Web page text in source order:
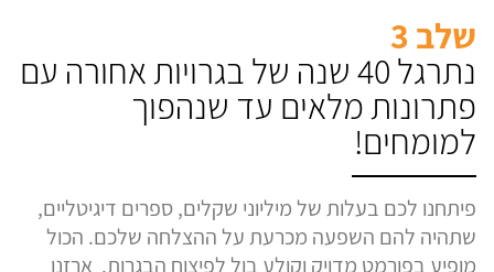
שלב 3
נתרגל 40 שנה של בגרויות אחורה עם
פתרונות מלאים עד שנהפוך
למומחים!
פיתחנו לכם בעלות של מיליוני שקלים, ספרים דיגיטליים,
שתהיה להם השפעה מכרעת על ההצלחה שלכם. הכול
מופיע בפורמט מדויק וקולע בול לפיצוח הבגרות. ארזנו